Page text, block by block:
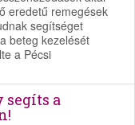
eredetű remegések
segítséget
beteg kezelését
a Pécsi
segíts a